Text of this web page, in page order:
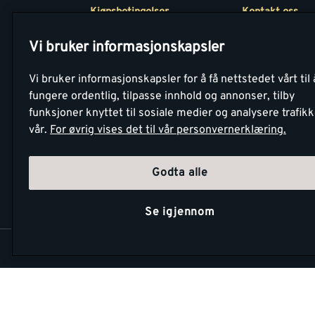
Kjøpsbetingelser
Betaling
Retur- og
angrerettsskjema
Kontakt oss
Montér Bedrift
Vi bruker informasjonskapsler
Vi bruker informasjonskapsler for å få nettstedet vårt til
fungere ordentlig, tilpasse innhold og annonser, tilby
funksjoner knyttet til sosiale medier og analysere
vår. For øvrig vises det til vår personvernerklæring.
Godta alle
Se igjennom